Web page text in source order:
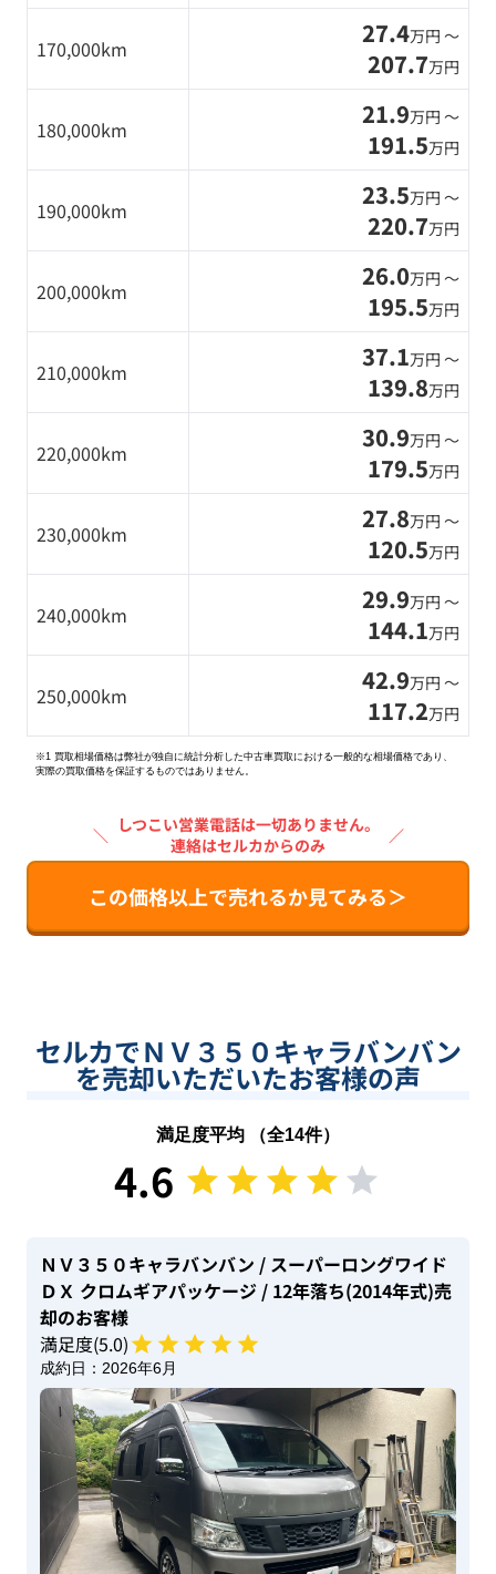
170,000km 27.4万円 〜
207.7万円
180,000km 21.9万円 〜
191.5万円
190,000km 23.5万円 〜
220.7万円
200,000km 26.0万円 〜
195.5万円
210,000km 37.1万円 〜
139.8万円
220,000km 30.9万円 〜
179.5万円
230,000km 27.8万円 〜
120.5万円
240,000km 29.9万円 〜
144.1万円
250,000km 42.9万円 〜
117.2万円
※1 買取相場価格は弊社が独自に統計分析した中古車買取における一般的な相場価格であり、
実際の買取価格を保証するものではありません。
＼ しつこい営業電話は一切ありません。
連絡はセルカからのみ
／
この価格以上で売れるか見てみる＞
セルカでＮＶ３５０キャラバンバン
を売却いただいたお客様の声
満足度平均 （全14件）
4.6
ＮＶ３５０キャラバンバン / スーパーロングワイド
ＤＸ クロムギアパッケージ / 12年落ち(2014年式)売
却のお客様
満足度(5.0)
成約日： 2026年6月